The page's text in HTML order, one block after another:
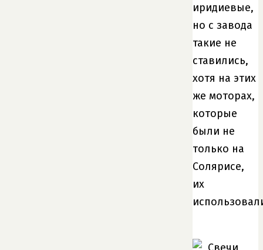
иридиевые,
но с завода
такие не
ставились,
хотя на этих
же моторах,
которые
были не
только на
Солярисе,
их